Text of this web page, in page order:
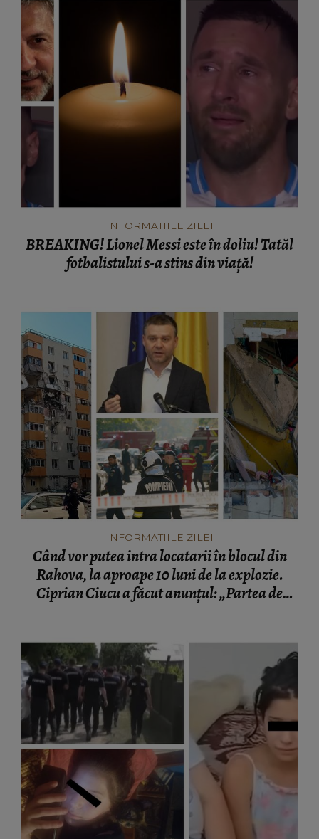
INFORMATIILE ZILEI
BREAKING! Lionel Messi este în doliu! Tatăl
fotbalistului s-a stins din viață!
INFORMATIILE ZILEI
Când vor putea intra locatarii în blocul din
Rahova, la aproape 10 luni de la explozie.
Ciprian Ciucu a făcut anunțul: „Partea de